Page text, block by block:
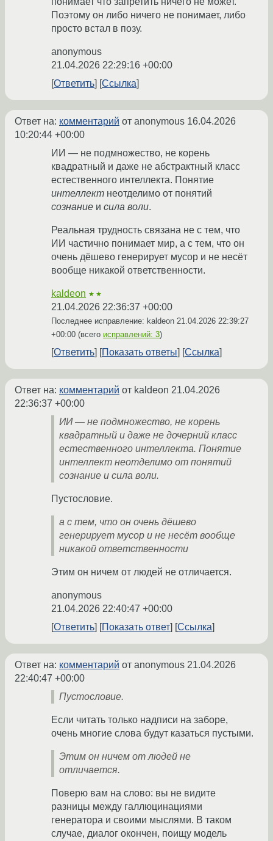
Поэтому он либо ничего не понимает, либо
просто встал в позу.
anonymous
21.04.2026 22:29:16 +00:00
Ответить
Ссылка
Ответ на: комментарий от anonymous 16.04.2026
10:20:44 +00:00
ИИ — не подмножество, не корень
квадратный и даже не абстрактный класс
естественного интеллекта. Понятие
интеллект неотделимо от понятий
сознание и сила воли.
Реальная трудность связана не с тем, что
ИИ частично понимает мир, а с тем, что он
очень дёшево генерирует мусор и не несёт
вообще никакой ответственности.
kaldeon ★★
21.04.2026 22:36:37 +00:00
Последнее исправление: kaldeon 21.04.2026 22:39:27
+00:00 (всего исправлений: 3)
Ответить Показать ответы Ссылка
Ответ на: комментарий от kaldeon 21.04.2026
22:36:37 +00:00
ИИ — не подмножество, не корень
квадратный и даже не дочерний класс
естественного интеллекта. Понятие
интеллект неотделимо от понятий
сознание и сила воли.
Пустословие.
а с тем, что он очень дёшево
генерирует мусор и не несёт вообще
никакой ответственности
Этим он ничем от людей не отличается.
anonymous
21.04.2026 22:40:47 +00:00
Ответить
Показать ответ Ссылка
Ответ на: комментарий от anonymous 21.04.2026
22:40:47 +00:00
Пустословие.
Если читать только надписи на заборе,
очень многие слова будут казаться пустыми.
Этим он ничем от людей не
отличается.
Поверю вам на слово: вы не видите
разницы между галлюцинациями
генератора и своими мыслями. В таком
случае, диалог окончен, поищу модель